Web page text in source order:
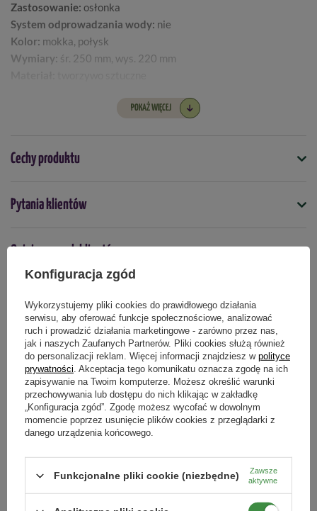
Zastosowanie: osłonka
System odprowadzania wody: nie
Kolor: mokka, połysk
Wymiary: śr. 250 mm, wys. 220 mm
POKAŻ WIĘCEJ
Cechy produktu
Symbol
5900119832057
Okrągły
Przeznaczenie
do domu/mieszkania
Podmiot odpowiedzialny za ten produkt na terenie UE Więcej
Pytania klientów
Opinie naszych klientów
Produkty powiązane
Konfiguracja zgód
Wykorzystujemy pliki cookies do prawidłowego działania
serwisu, aby oferować funkcje społecznościowe, analizować
ruch i prowadzić działania marketingowe - zarówno przez nas,
jak i naszych Zaufanych Partnerów. Pliki cookies służą również
do personalizacji reklam. Więcej informacji znajdziesz w polityce
prywatności . Akceptacja tego komunikatu oznacza zgodę na ich
zapisywanie na Twoim komputerze. Możesz określić warunki
przechowywania lub dostępu do nich klikając w zakładkę
„Konfiguracja zgód”. Zgodę możesz wycofać w dowolnym
momencie poprzez usunięcie plików cookies z przeglądarki z
danego urządzenia końcowego.
Funkcjonalne pliki cookie (niezbędne)
Zawsze
aktywne